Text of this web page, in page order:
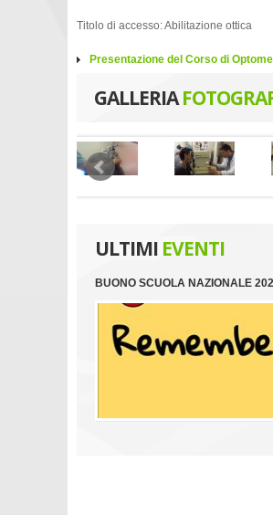
Titolo di accesso: Abilitazione ottica
Presentazione del Corso di
GALLERIA
ULTIMI EVENTI
BUONO SCUOLA NAZIONALE